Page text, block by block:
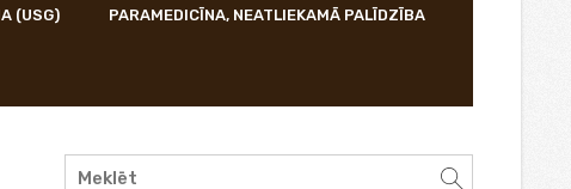
(USG) PARAMEDICĪNA, NEATLIEKAMĀ PALĪDZĪBA